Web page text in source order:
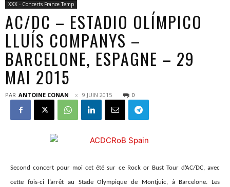
XXX - Concerts France Temp
AC/DC – ESTADIO OLÍMPICO
LLUÍS COMPANYS –
BARCELONE, ESPAGNE – 29
MAI 2015
PAR ANTOINE CONAN 9 JUIN 2015 0
Second concert pour moi cet été sur ce Rock or Bust Tour d’AC/DC, avec
cette fois-ci l’arrêt au Stade Olympique de Montjuic, à Barcelone. Les